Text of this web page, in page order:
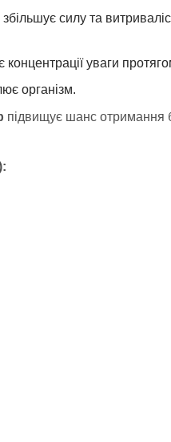
силу та
уваги
організм.
підвищує шанс отримання